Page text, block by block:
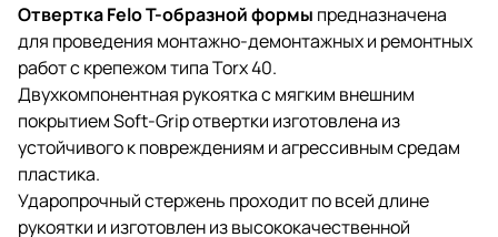
Отвертка Felo Т-образной формы предназначена
для проведения монтажно-демонтажных и ремонтных
работ с крепежом типа Torх 40.
Двухкомпонентная рукоятка с мягким внешним
покрытием Soft-Grip отвертки изготовлена из
устойчивого к повреждениям и агрессивным средам
пластика.
Ударопрочный стержень проходит по всей длине
рукоятки и изготовлен из высококачественной